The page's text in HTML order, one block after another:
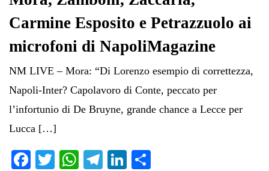
Carmine Esposito e Petrazzuolo ai
microfoni di NapoliMagazine
NM LIVE – Mora: “Di Lorenzo esempio di correttezza,
Napoli-Inter? Capolavoro di Conte, peccato per
l’infortunio di De Bruyne, grande chance a Lecce per
Lucca […]
Fa T
W
Te
Li